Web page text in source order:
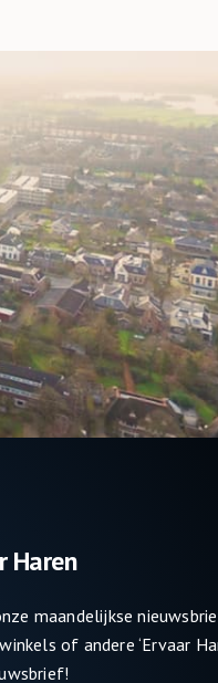
Haren
maandelijkse
of andere ‘Ervaar